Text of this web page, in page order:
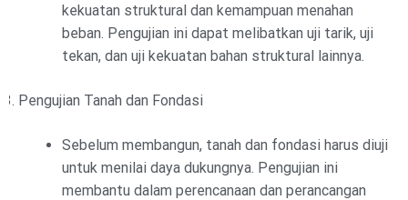
kekuatan struktural dan kemampuan menahan
beban. Pengujian ini dapat melibatkan uji tarik, uji
tekan, dan uji kekuatan bahan struktural lainnya.
Pengujian Tanah dan Fondasi
Sebelum membangun, tanah dan fondasi harus diuji
untuk menilai daya dukungnya. Pengujian ini
membantu dalam perencanaan dan perancangan